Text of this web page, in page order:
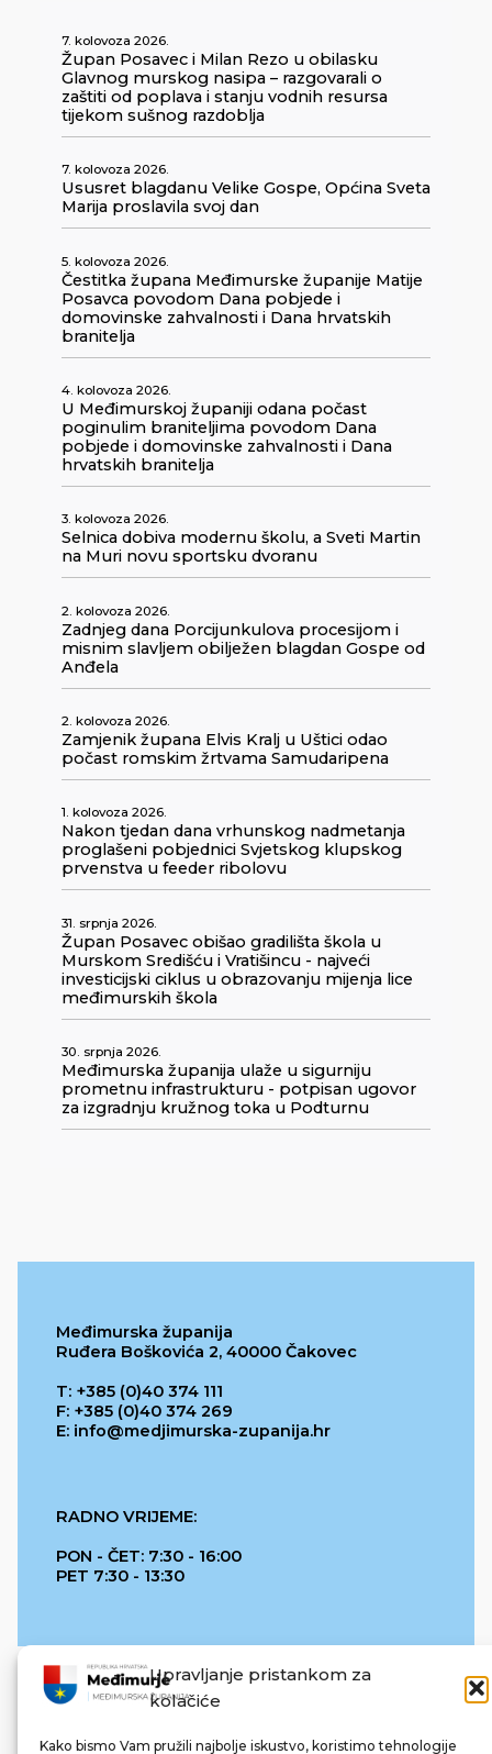
Upravljanje pristankom za
kolačiće
Kako bismo Vam pružili najbolje iskustvo, koristimo tehnologije
7. kolovoza 2026.
Župan Posavec i Milan Rezo u obilasku
Glavnog murskog nasipa – razgovarali o
zaštiti od poplava i stanju vodnih resursa
tijekom sušnog razdoblja
7. kolovoza 2026.
Ususret blagdanu Velike Gospe, Općina Sveta
Marija proslavila svoj dan
5. kolovoza 2026.
Čestitka župana Međimurske županije Matije
Posavca povodom Dana pobjede i
domovinske zahvalnosti i Dana hrvatskih
branitelja
4. kolovoza 2026.
U Međimurskoj županiji odana počast
poginulim braniteljima povodom Dana
pobjede i domovinske zahvalnosti i Dana
hrvatskih branitelja
3. kolovoza 2026.
Selnica dobiva modernu školu, a Sveti Martin
na Muri novu sportsku dvoranu
2. kolovoza 2026.
Zadnjeg dana Porcijunkulova procesijom i
misnim slavljem obilježen blagdan Gospe od
Anđela
2. kolovoza 2026.
Zamjenik župana Elvis Kralj u Uštici odao
počast romskim žrtvama Samudaripena
1. kolovoza 2026.
Nakon tjedan dana vrhunskog nadmetanja
proglašeni pobjednici Svjetskog klupskog
prvenstva u feeder ribolovu
31. srpnja 2026.
Župan Posavec obišao gradilišta škola u
Murskom Središću i Vratišincu - najveći
investicijski ciklus u obrazovanju mijenja lice
međimurskih škola
30. srpnja 2026.
Međimurska županija ulaže u sigurniju
prometnu infrastrukturu - potpisan ugovor
za izgradnju kružnog toka u Podturnu
Međimurska županija
Ruđera Boškovića 2, 40000 Čakovec
T: +385 (0)40 374 111
F: +385 (0)40 374 269
E: info@medjimurska-zupanija.hr
RADNO VRIJEME:
PON - ČET: 7:30 - 16:00
PET 7:30 - 13:30